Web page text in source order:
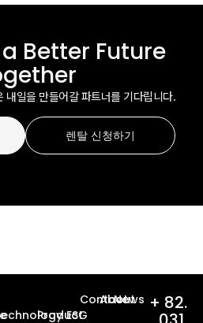
a Better Future
내일을 만들어갈 파트너를 기다립니다.
렌탈 신청하기
Product
ESG
Contact
About
News + 82.